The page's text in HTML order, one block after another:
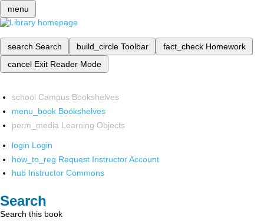
menu
search Search build_circle Toolbar fact_check Homework
cancel Exit Reader Mode
school Campus Bookshelves
menu_book Bookshelves
perm_media Learning Objects
login Login
how_to_reg Request Instructor Account
hub Instructor Commons
Search
Search this book